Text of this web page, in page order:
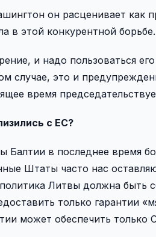
он расценивает
в этой конкурентной борьбе.
и надо пользоваться
случае, это и
время
c ЕС?
Балтии в последнее время
Штаты часто нас
Литвы должна
только гарантии
может обеспечить только